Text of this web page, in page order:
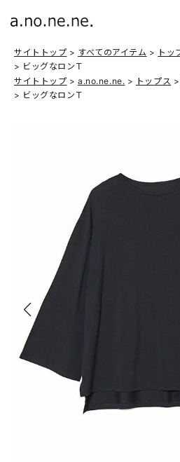
サイトトップ すべてのアイテム トッ
ビッグなロンＴ
サイトトップ
a.no.ne.ne. トップス
ビッグなロンＴ